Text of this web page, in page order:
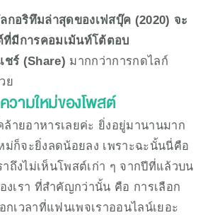
กอริทึมล่าสุดของเฟสบุ๊ค (2020) จะ
มีการคอมเม้นท์โต้ตอบ
ชร์ (Share) มากกว่าการกดไลก์
ย
วามใหม่ของโพสต์
ายอาหารเลยค่ะ ยิ่งอยู่มานานมาก
ม่ก็จะยิ่งลดน้อยลง เพราะฉะนั้นนี่คือ
าถึงไม่เห็นโพสต์เก่า ๆ จากปีที่แล้วบน
งเรา ที่สำคัญกว่านั้น คือ การเลือก
กเวลาที่แฟนเพจเราออนไลน์เยอะ